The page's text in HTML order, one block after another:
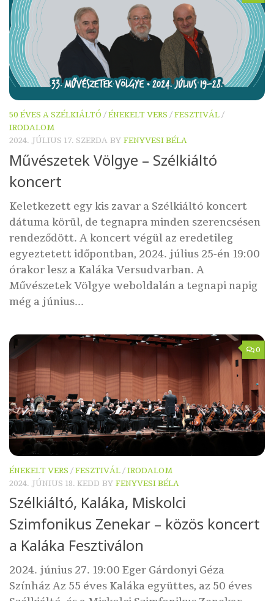
50 ÉVES A SZÉLKIÁLTÓ /ÉNEKELT VERS /FESZTIVÁL/
IRODALOM
2024. JÚLIUS 17. SZERDA BY FENYVESI BÉLA
Művészetek Völgye – Szélkiáltó
koncert
Keletkezett egy kis zavar a Szélkiáltó koncert
dátuma körül, de tegnapra minden szerencsésen
rendeződött. A koncert végül az eredetileg
egyeztetett időpontban, 2024. július 25-én 19:00
órakor lesz a Kaláka Versudvarban. A
Művészetek Völgye weboldalán a tegnapi napig
még a június...
0
ÉNEKELT VERS /FESZTIVÁL/IRODALOM
2024. JÚNIUS 18. KEDD BY FENYVESI BÉLA
Szélkiáltó, Kaláka, Miskolci
Szimfonikus Zenekar – közös koncert
a Kaláka Fesztiválon
2024. június 27. 19:00 Eger Gárdonyi Géza
Színház Az 55 éves Kaláka együttes, az 50 éves